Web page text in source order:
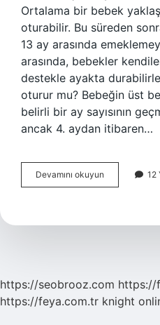
Ortalama bir bebek
oturabilir. Bu süreden
13 ay arasında
arasında, bebekler
destekle ayakta
oturur mu? Bebeğin üst
belirli bir ay sayısının
ancak 4. aydan itibaren…
Devamını okuyun Bebekler
En
Ayda
12
https://seobrooz.com https://
https://feya.com.tr knight